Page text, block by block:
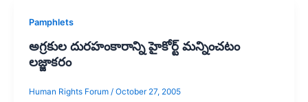
Pamphlets
అగ్రకుల దురహంకారాన్ని హైకోర్ట్ మన్నించటం
లజ్జాకరం
Human Rights Forum / October 27, 2005